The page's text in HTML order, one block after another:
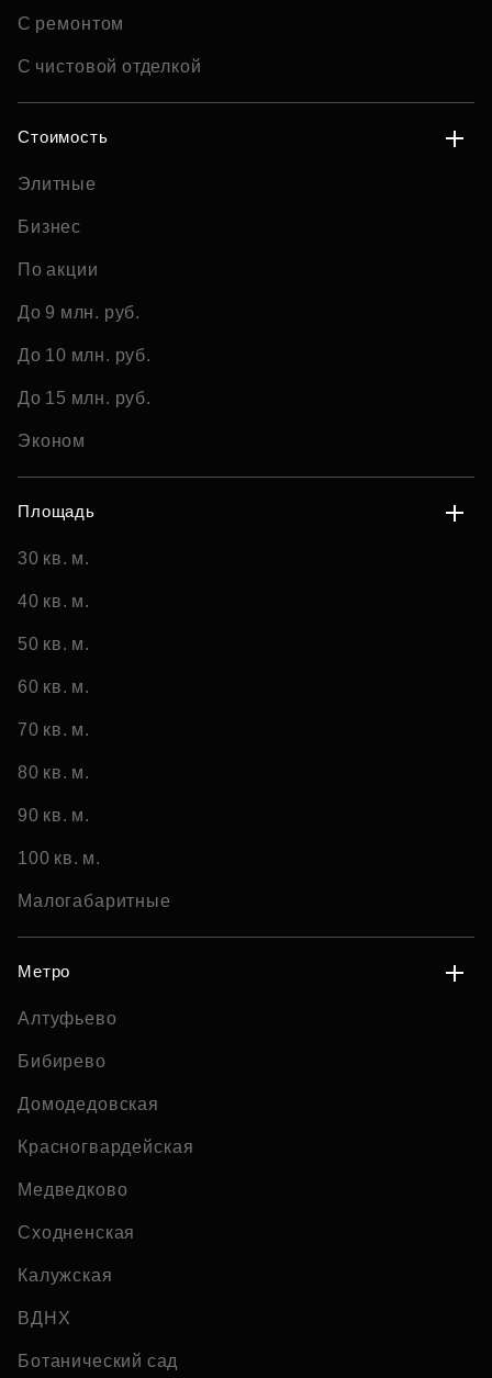
С ремонтом
С чистовой отделкой
Стоимость
Элитные
Бизнес
По акции
До 9 млн. руб.
До 10 млн. руб.
До 15 млн. руб.
Эконом
Площадь
30 кв. м.
40 кв. м.
50 кв. м.
60 кв. м.
70 кв. м.
80 кв. м.
90 кв. м.
100 кв. м.
Малогабаритные
Метро
Алтуфьево
Бибирево
Домодедовская
Красногвардейская
Медведково
Сходненская
Калужская
ВДНХ
Ботанический сад